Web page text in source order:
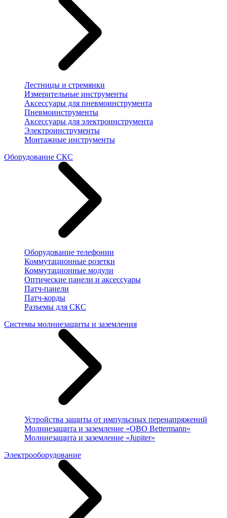
Лестницы и стремянки
Измерительные инструменты
Аксессуары для пневмоинструмента
Пневмоинструменты
Аксессуары для электроинструмента
Электроинструменты
Монтажные инструменты
Оборудование СКС
Оборудование телефонии
Коммутационные розетки
Коммутационные модули
Оптические панели и аксессуары
Патч-панели
Патч-корды
Разъемы для СКС
Системы молниезащиты и заземления
Устройства защиты от импульсных перенапряжений
Молниезащита и заземление «OBO Bettermann»
Молниезащита и заземление «Jupiter»
Электрооборудование